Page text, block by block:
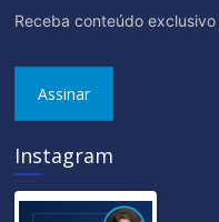
Receba conteúdo
Assinar
Instagram